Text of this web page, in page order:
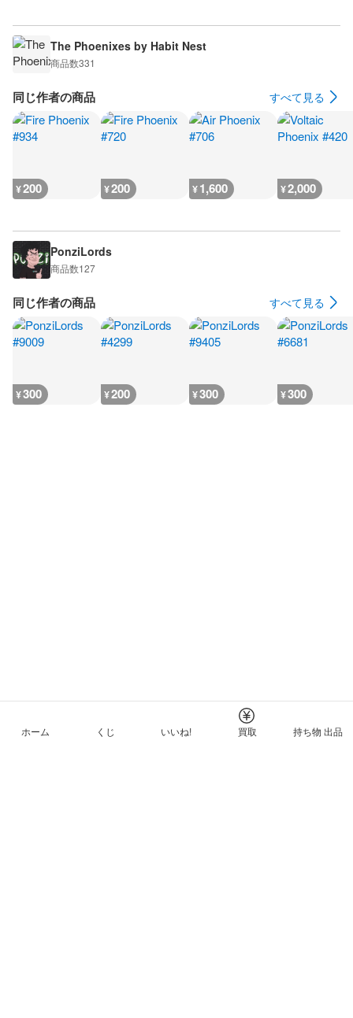
The Phoenixes by Habit Nest
商品数331
同じ作者の商品 すべて見る
¥200 ¥200 ¥1,600 ¥2,000
PonziLords
商品数127
同じ作者の商品 すべて見る
¥300 ¥200 ¥300 ¥300
ホーム くじ いいね! 買取 持ち物 出品